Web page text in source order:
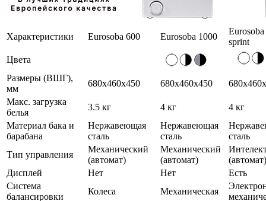
Характеристики Eurosoba 600 Eurosoba 1000
sprint
Цвета
Размеры (ВШГ),
мм
680х460х450 680х460х450
Макс. загрузка
белья
3.5 кг 4 кг
4 кг
Материал бака и
барабана
Нержавеющая
сталь
Нержавеющая
сталь
сталь
Тип управления
Механический
(автомат)
Механический
(автомат)
(автомат)
Дисплей
Нет Нет
Есть
Система
балансировки
Колеса Механическая